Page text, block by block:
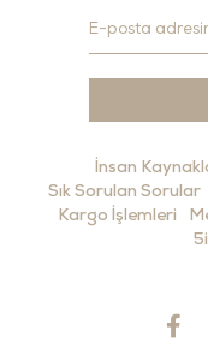
İnsan
Sık Sorulan Sorular
Kargo İşlemleri